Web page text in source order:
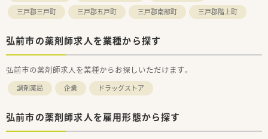
三戸郡三戸町
三戸郡五戸町 三戸郡南部町 三戸郡階上町
弘前市の薬剤師求人を業種から探す
弘前市の薬剤師求人を業種からお探しいただけます。
調剤薬局 企業 ドラッグストア
弘前市の薬剤師求人を雇用形態から探す